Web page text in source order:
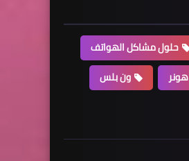
حلول مشاكل الهواتف
هونر
ون بلس